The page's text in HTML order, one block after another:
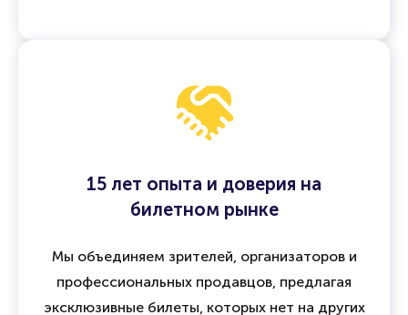
15 лет опыта и доверия на
билетном рынке
Мы объединяем зрителей, организаторов и
профессиональных продавцов, предлагая
эксклюзивные билеты, которых нет на других